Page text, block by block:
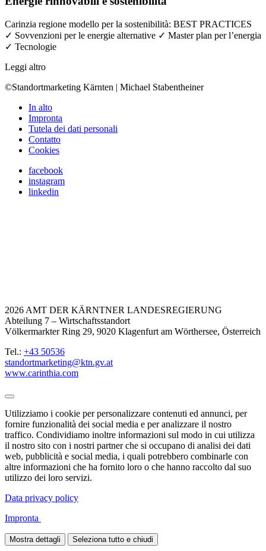
Carinzia regione modello per la sostenibilità: BEST PRACTICES
✓ Sovvenzioni per le energie alternative ✓ Master plan per l’energia
✓ Tecnologie
Leggi altro
©Standortmarketing Kärnten | Michael Stabentheiner
In alto
Impronta
Tutela dei dati personali
Contatto
Cookies
facebook
instagram
linkedin
2026 AMT DER KÄRNTNER LANDESREGIERUNG
Abteilung 7 – Wirtschaftsstandort
Völkermarkter Ring 29, 9020 Klagenfurt am Wörthersee, Österreich
Tel.: +43 50536
standortmarketing@ktn.gv.at
www.carinthia.com
Utilizziamo i cookie per personalizzare contenuti ed annunci, per
fornire funzionalità dei social media e per analizzare il nostro
traffico. Condividiamo inoltre informazioni sul modo in cui utilizza
il nostro sito con i nostri partner che si occupano di analisi dei dati
web, pubblicità e social media, i quali potrebbero combinarle con
altre informazioni che ha fornito loro o che hanno raccolto dal suo
utilizzo dei loro servizi.
Data privacy policy
Impronta
Mostra dettagli Seleziona tutto e chiudi